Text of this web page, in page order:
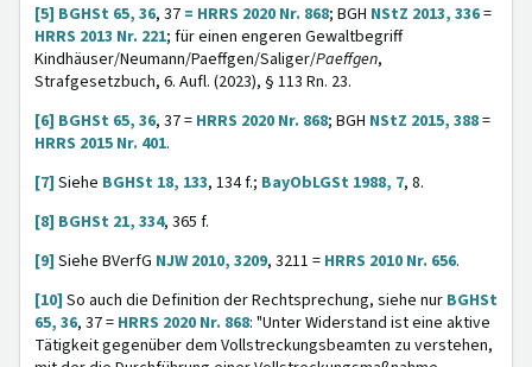
[5] BGHSt 65, 36, 37 = HRRS 2020 Nr. 868; BGH NStZ 2013, 336=
HRRS 2013 Nr. 221; für einen engeren Gewaltbegriff
Kindhäuser/Neumann/Paeffgen/Saliger/Paeffgen,
Strafgesetzbuch, 6. Aufl. (2023), § 113 Rn. 23.
[6] BGHSt 65, 36, 37 = HRRS 2020 Nr. 868; BGH NStZ 2015, 388=
HRRS 2015 Nr. 401.
[7] Siehe BGHSt 18, 133, 134 f.; BayObLGSt 1988, 7, 8.
[8] BGHSt 21, 334, 365 f.
[9] Siehe BVerfG NJW 2010, 3209, 3211 = HRRS 2010 Nr. 656.
[10] So auch die Definition der Rechtsprechung, siehe nur BGHSt
65, 36, 37 = HRRS 2020 Nr. 868: "Unter Widerstand ist eine aktive
Tätigkeit gegenüber dem Vollstreckungsbeamten zu verstehen,